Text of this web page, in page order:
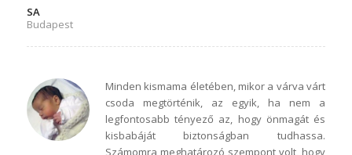
SA
Budapest
Minden kismama életében, mikor a várva várt
csoda megtörténik, az egyik, ha nem a
legfontosabb tényező az, hogy önmagát és
kisbabáját biztonságban tudhassa.
Számomra meghatározó szempont volt, hogy